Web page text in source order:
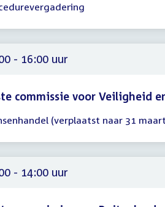
- 16:00 uur
commissie voor Veiligheid
(verplaatst naar 31
- 14:00 uur